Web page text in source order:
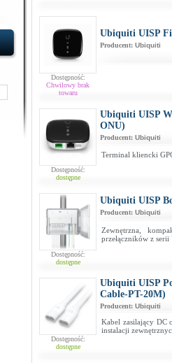
Dostępność:
Chwilowy brak
towaru
Ubiquiti UISP
Producent: Ubiquiti
Dostępność:
dostępne
Ubiquiti UISP
ONU)
Producent: Ubiquiti
Terminal kliencki
Dostępność:
dostępne
Ubiquiti UISP
Producent: Ubiquiti
Zewnętrzna,
przełączników z
Dostępność:
dostępne
Ubiquiti UISP
Cable-PT-20M)
Producent: Ubiquiti
Kabel zasilający DC
instalacji